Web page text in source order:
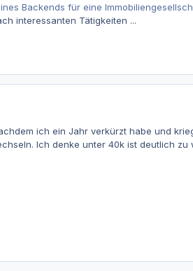
Backends für eine
interessanten Tätigkeiten ...
ich ein Jahr verkürzt habe und
Ich denke unter 40k ist deutlich zu